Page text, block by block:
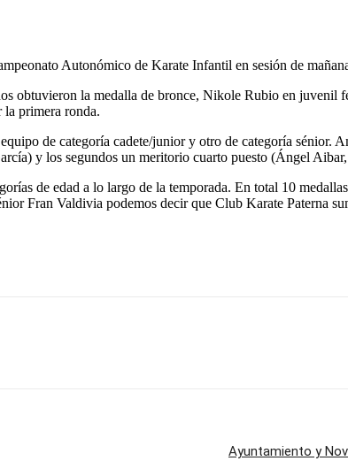
Autonómico de Karate Infantil en sesión de
obtuvieron la medalla de bronce, Nikole Rubio en
la primera ronda.
de categoría cadete/junior y otro de categoría sénior.
y los segundos un meritorio cuarto puesto (Ángel
de edad a lo largo de la temporada. En total 10
Fran Valdivia podemos decir que Club Karate Paterna
Ayuntamiento y